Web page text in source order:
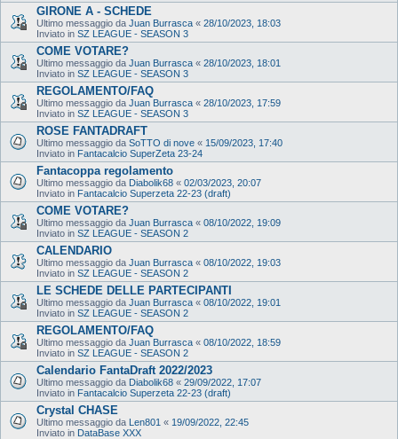
GIRONE A - SCHEDE
Ultimo messaggio da Juan Burrasca « 28/10/2023, 18:03
Inviato in SZ LEAGUE - SEASON 3
COME VOTARE?
Ultimo messaggio da Juan Burrasca « 28/10/2023, 18:01
Inviato in SZ LEAGUE - SEASON 3
REGOLAMENTO/FAQ
Ultimo messaggio da Juan Burrasca « 28/10/2023, 17:59
Inviato in SZ LEAGUE - SEASON 3
ROSE FANTADRAFT
Ultimo messaggio da SoTTO di nove « 15/09/2023, 17:40
Inviato in Fantacalcio SuperZeta 23-24
Fantacoppa regolamento
Ultimo messaggio da Diabolik68 « 02/03/2023, 20:07
Inviato in Fantacalcio Superzeta 22-23 (draft)
COME VOTARE?
Ultimo messaggio da Juan Burrasca « 08/10/2022, 19:09
Inviato in SZ LEAGUE - SEASON 2
CALENDARIO
Ultimo messaggio da Juan Burrasca « 08/10/2022, 19:03
Inviato in SZ LEAGUE - SEASON 2
LE SCHEDE DELLE PARTECIPANTI
Ultimo messaggio da Juan Burrasca « 08/10/2022, 19:01
Inviato in SZ LEAGUE - SEASON 2
REGOLAMENTO/FAQ
Ultimo messaggio da Juan Burrasca « 08/10/2022, 18:59
Inviato in SZ LEAGUE - SEASON 2
Calendario FantaDraft 2022/2023
Ultimo messaggio da Diabolik68 « 29/09/2022, 17:07
Inviato in Fantacalcio Superzeta 22-23 (draft)
Crystal CHASE
Ultimo messaggio da Len801 « 19/09/2022, 22:45
Inviato in DataBase XXX